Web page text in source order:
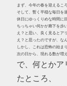
まず、今年の春を迎えるこ
そして、暫く平穏な毎日を
休日にゆっくりめな時間に
ちっちゃい何かが廊下を歩
え？と思い、良く見るとア
え？と思ったのですが、な
しかし、これは恐怖の始ま
次の日から、現れる数が増
で、何とか
たところ、